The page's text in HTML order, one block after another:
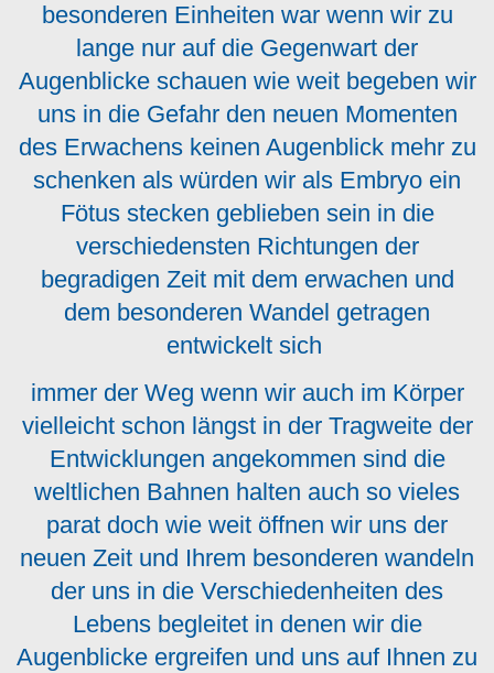
besonderen Einheiten war wenn wir zu
lange nur auf die Gegenwart der
Augenblicke schauen wie weit begeben wir
uns in die Gefahr den neuen Momenten
des Erwachens keinen Augenblick mehr zu
schenken als würden wir als Embryo ein
Fötus stecken geblieben sein in die
verschiedensten Richtungen der
begradigen Zeit mit dem erwachen und
dem besonderen Wandel getragen
entwickelt sich
immer der Weg wenn wir auch im Körper
vielleicht schon längst in der Tragweite der
Entwicklungen angekommen sind die
weltlichen Bahnen halten auch so vieles
parat doch wie weit öffnen wir uns der
neuen Zeit und Ihrem besonderen wandeln
der uns in die Verschiedenheiten des
Lebens begleitet in denen wir die
Augenblicke ergreifen und uns auf Ihnen zu